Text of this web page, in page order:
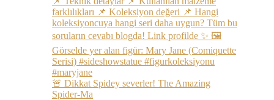
🚨 Dikkat Spidey severler! The Amazing
Spider-Ma